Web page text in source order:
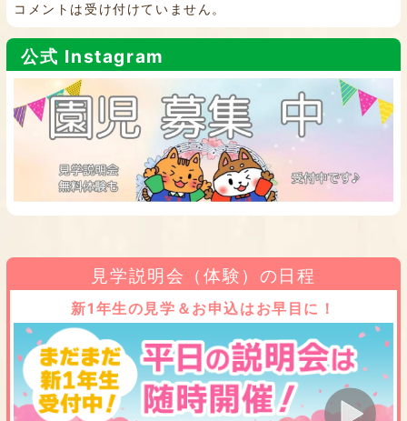
コメントは受け付けていません。
公式 Instagram
見学説明会（体験）の日程
新1年生の見学＆お申込はお早目に！